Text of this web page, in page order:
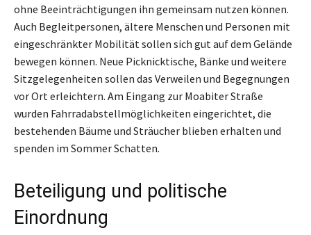
ohne Beeinträchtigungen ihn gemeinsam nutzen können.
Auch Begleitpersonen, ältere Menschen und Personen mit
eingeschränkter Mobilität sollen sich gut auf dem Gelände
bewegen können. Neue Picknicktische, Bänke und weitere
Sitzgelegenheiten sollen das Verweilen und Begegnungen
vor Ort erleichtern. Am Eingang zur Moabiter Straße
wurden Fahrradabstellmöglichkeiten eingerichtet, die
bestehenden Bäume und Sträucher blieben erhalten und
spenden im Sommer Schatten.
Beteiligung und politische
Einordnung